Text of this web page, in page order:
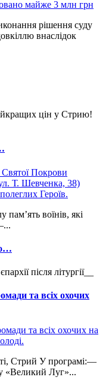
рішення суду
внаслідок
цін у Стрию!
воїнів, які
після літургії__
та всіх охочих
Стрий У програмі:—
«Великий Луг»...